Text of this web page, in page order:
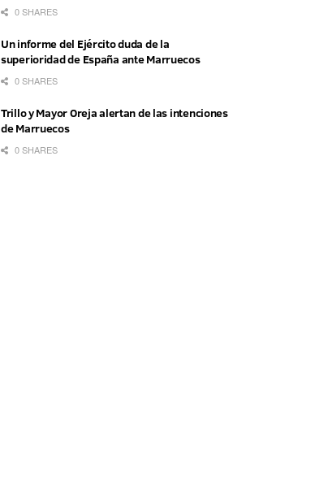
0 SHARES
Un informe del Ejército duda de la
superioridad de España ante Marruecos
0 SHARES
Trillo y Mayor Oreja alertan de las intenciones
de Marruecos
0 SHARES